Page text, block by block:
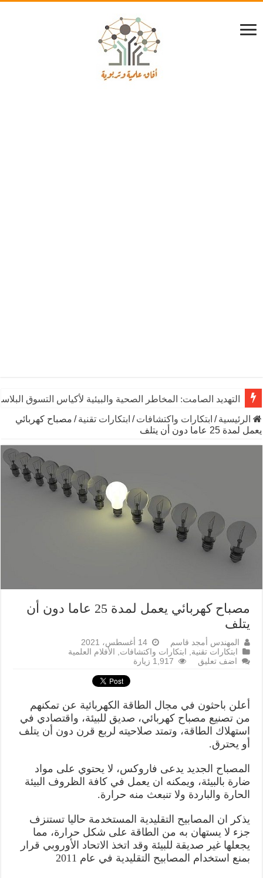
التهديد الصامت: المخاطر الصحية والبيئية لأكياس التسوق
الرئيسية / ابتكارات واكتشافات / ابتكارات تقنية / مصباح كهربائي
يعمل لمدة 25 عاما دون أن يتلف
مصباح كهربائي يعمل لمدة 25 عاما دون أن
يتلف
المهندس أمجد قاسم
14 أغسطس، 2021
ابتكارات تقنية, ابتكارات واكتشافات,
الأفلام العلمية
اضف تعليق
1,917 زيارة
أعلن باحثون في مجال الطاقة الكهربائية عن تمكنهم
من تصنيع مصباح كهربائي، صديق للبيئة، واقتصادي في
استهلاك الطاقة، وتمتد صلاحيته لربع قرن دون أن يتلف
أو يحترق.
المصباح الجديد يدعى فاروكس، لا يحتوي على مواد
ضارة بالبيئة، ويمكنه ان يعمل في كافة الظروف البيئة
الحارة والباردة ولا تنبعث منه حرارة.
يذكر ان المصابيح التقليدية المستخدمة حاليا تستنزف
جزء لا يستهان به من الطاقة على شكل حرارة، مما
يجعلها غير صديقة للبيئة وقد اتخذ الاتحاد الأوروبي قرار
بمنع استخدام المصابيح التقليدية في عام 2011